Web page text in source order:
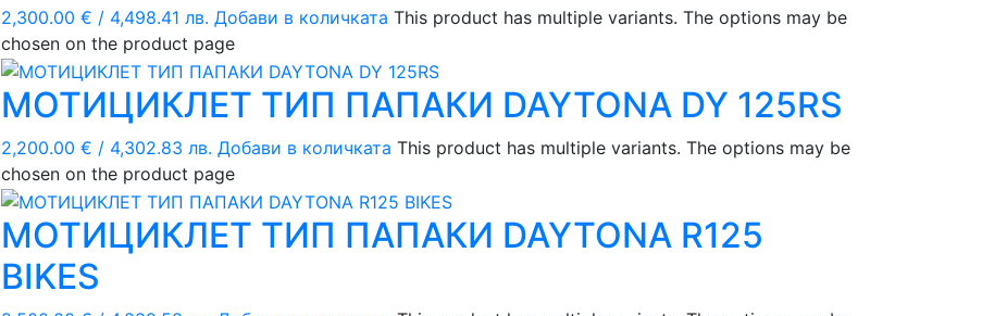
2,300.00 € / 4,498.41 лв. Добави в количката This product has multiple variants. The options may be
chosen on the product page
МОТИЦИКЛЕТ ТИП ПАПАКИ DAYTONA DY 125RS
2,200.00 € / 4,302.83 лв. Добави в количката This product has multiple variants. The options may be
chosen on the product page
МОТИЦИКЛЕТ ТИП ПАПАКИ DAYTONA R125
BIKES